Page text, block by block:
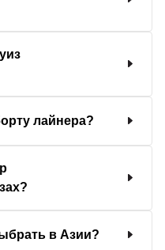
лайнера?
в Азии?